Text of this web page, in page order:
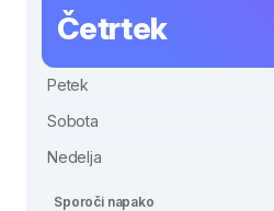
Četrtek
Petek
Sobota
Nedelja
Sporoči napako